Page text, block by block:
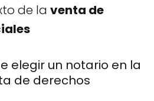
de la venta de
elegir un notario en la
de derechos